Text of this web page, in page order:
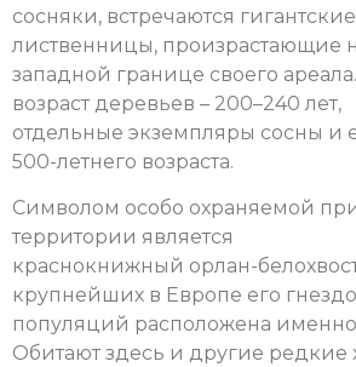
сосняки, встречаются
лиственницы, произрастающие
западной границе своего
возраст деревьев – 200–240 лет,
отдельные экземпляры сосны и
500-летнего возраста.
Символом особо охраняемой
территории является
краснокнижный орлан-
крупнейших в Европе его
популяций расположена
Обитают здесь и другие